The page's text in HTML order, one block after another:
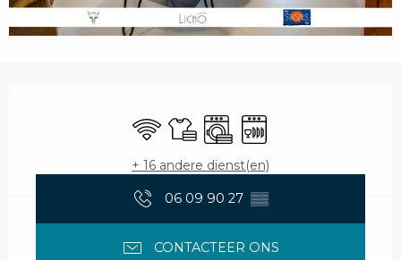
Wifi Lakens en linnengoed
Wasmachine
Vaatwassers
+ 16 andere dienst(en)
06 09 90 27 ▒▒
CONTACTEER ONS